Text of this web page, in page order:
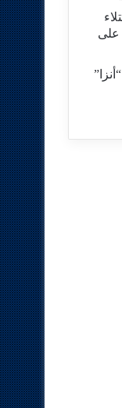
على